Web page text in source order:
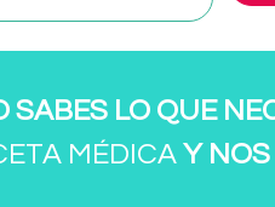
SABES LO QUE
MÉDICA Y NOS